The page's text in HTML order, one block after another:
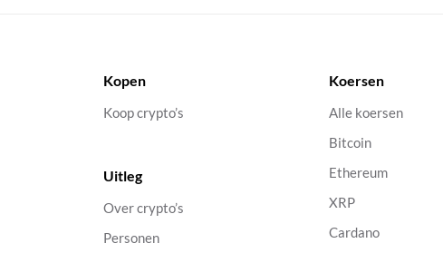
Kopen
Koop crypto’s
Uitleg
Over crypto’s
Personen
Koersen
Alle koersen
Bitcoin
Ethereum
XRP
Cardano